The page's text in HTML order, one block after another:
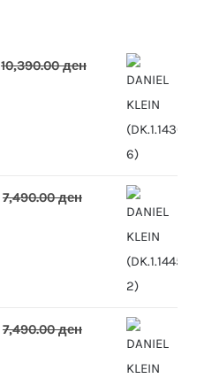
10,390.00ден
7,490.00ден
7,490.00ден